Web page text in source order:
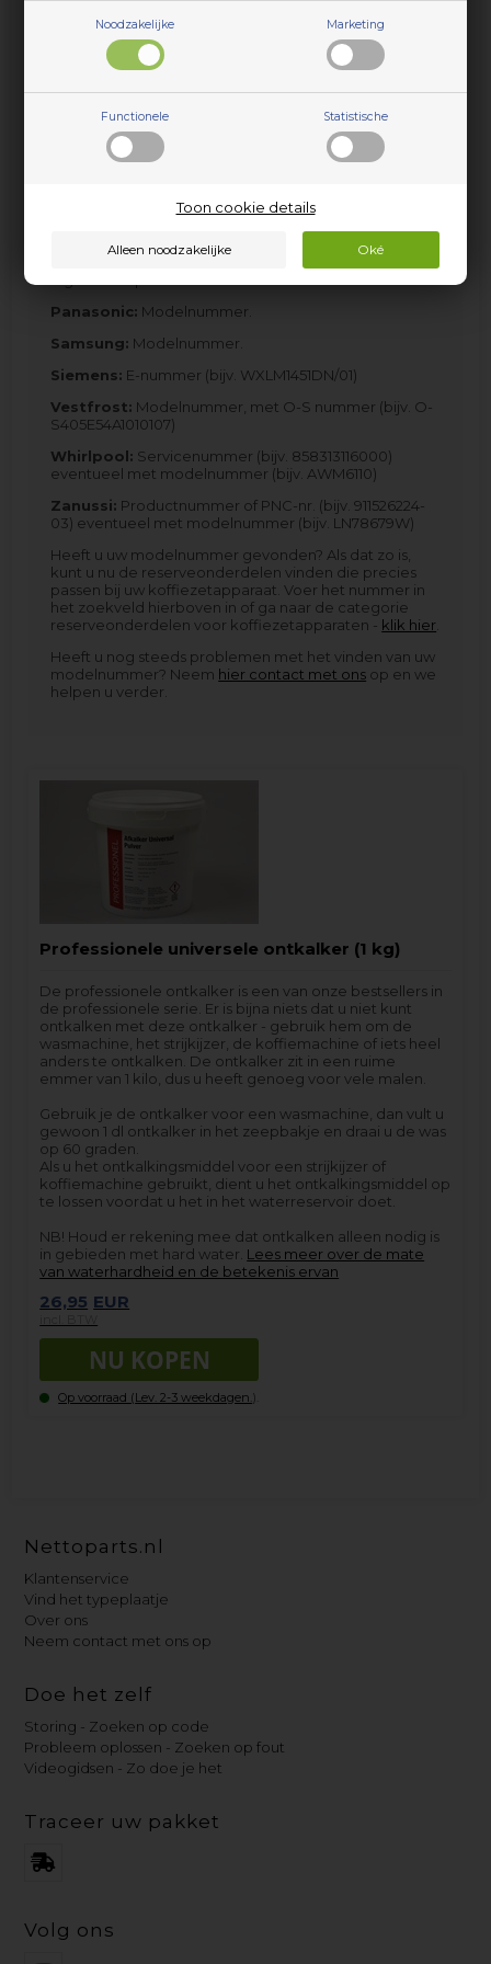
Noodzakelijke Marketing
Functionele Statistische
Toon cookie details
911526224-03) eventueel met modelnummer (bijv.
LN78679W)
Servicenummer (bijv. 858313116000) eventueel
met modelnummer (bijv. WA3773)
commercial code, bijv. 80225160200
Modelnummer (bijv. W701). Mogelijk T-nr.
Panasonic: Modelnummer.
Samsung: Modelnummer.
Siemens: E-nummer (bijv. WXLM1451DN/01)
Vestfrost: Modelnummer, met O-S nummer (bijv. O-
S405E54A1010107)
Whirlpool: Servicenummer (bijv. 858313116000)
eventueel met modelnummer (bijv. AWM6110)
Zanussi: Productnummer of PNC-nr. (bijv. 911526224-
03) eventueel met modelnummer (bijv. LN78679W)
Heeft u uw modelnummer gevonden? Als dat zo is,
kunt u nu de reserveonderdelen vinden die precies
passen bij uw koffiezetapparaat. Voer het nummer in
het zoekveld hierboven in of ga naar de categorie
reserveonderdelen voor koffiezetapparaten - klik hier
Heeft u nog steeds problemen met het vinden van uw
modelnummer? Neem hier contact met ons op en we
helpen u verder.
Professionele universele ontkalker (1 kg)
De professionele ontkalker is een van onze bestsellers in
de professionele serie. Er is bijna niets dat u niet kunt
ontkalken met deze ontkalker - gebruik hem om de
wasmachine, het strijkijzer, de koffiemachine of iets heel
anders te ontkalken. De ontkalker zit in een ruime
emmer van 1 kilo, dus u heeft genoeg voor vele malen.
Gebruik je de ontkalker voor een wasmachine, dan vult u
gewoon 1 dl ontkalker in het zeepbakje en draai u de was
op 60 graden.
Als u het ontkalkingsmiddel voor een strijkijzer of
koffiemachine gebruikt, dient u het ontkalkingsmiddel op
te lossen voordat u het in het waterreservoir doet.
NB! Houd er rekening mee dat ontkalken alleen nodig is
in gebieden met hard water. Lees meer over de mate
van waterhardheid en de betekenis ervan
26,95 EUR
Op voorraad (Lev. 2-3 weekdagen. ).
Nettoparts.nl
Klantenservice
Vind het typeplaatje
Over ons
Neem contact met ons op
Doe het zelf
Storing - Zoeken op code
Probleem oplossen - Zoeken op fout
Videogidsen - Zo doe je het
Traceer uw pakket
Volg ons